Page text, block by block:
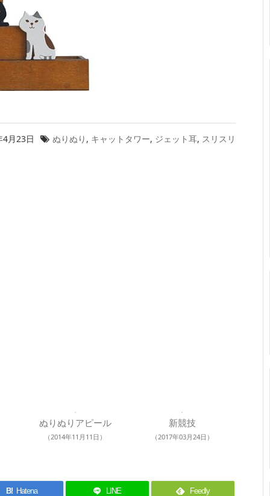
月23日 ぬりぬり , キャットタワー, ジェット耳, スリスリ
ぬりぬりアピール
（2014年11月11日）
新競技
（2017年03月24日）
B! Hatena LINE Feedly